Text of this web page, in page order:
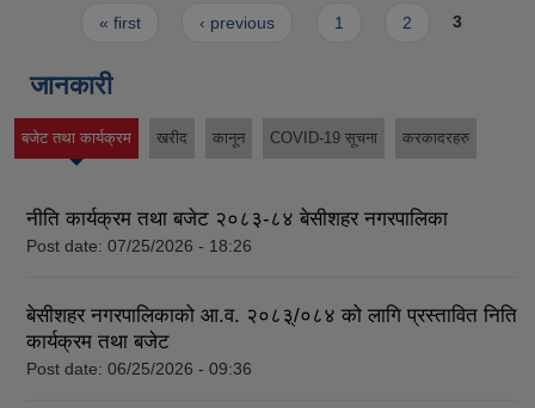
Pages« first ‹ previous 1 2 3
जानकारी
बजेट तथा कार्यक्रम
(active tab)
खरीद कानून COVID-19 सूचना करकादरहरु
नीति कार्यक्रम तथा बजेट २०८३-८४ बेसीशहर नगरपालिका
Post date: 07/25/2026 - 18:26
बेसीशहर नगरपालिकाको आ.व. २०८३्/०८४ को लागि प्रस्तावित निति
कार्यक्रम तथा बजेट
Post date: 06/25/2026 - 09:36